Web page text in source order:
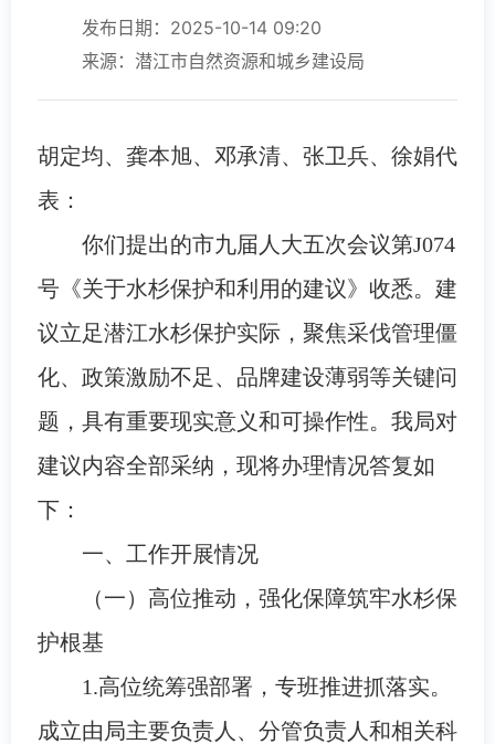
发布日期：2025-10-14 09:20
来源：潜江市自然资源和城乡建设局
胡定均、龚本旭、邓承清、张卫兵、徐娟代
表：
你们提出的市九届人大五次会议第J074
号《关于水杉保护和利用的建议》收悉。建
议立足潜江水杉保护实际，聚焦采伐管理僵
化、政策激励不足、品牌建设薄弱等关键问
题，具有重要现实意义和可操作性。我局对
建议内容全部采纳，现将办理情况答复如
下：
一、工作开展情况
（一）高位推动，强化保障筑牢水杉保
护根基
1.高位统筹强部署，专班推进抓落实。
成立由局主要负责人、分管负责人和相关科